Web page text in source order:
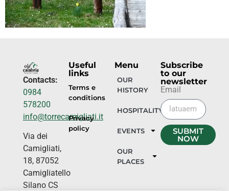
Contacts:
0984
578200
info@torrecamigliati.it
Via dei
Camigliati,
18, 87052
Camigliatello
Silano CS
Useful
links
Terms e
conditions
Privacy
policy
Menu
OUR
HISTORY
HOSPITALITY
EVENTS
OUR
PLACES
Subscribe
to our
newsletter
Email
SUBMIT
NOW